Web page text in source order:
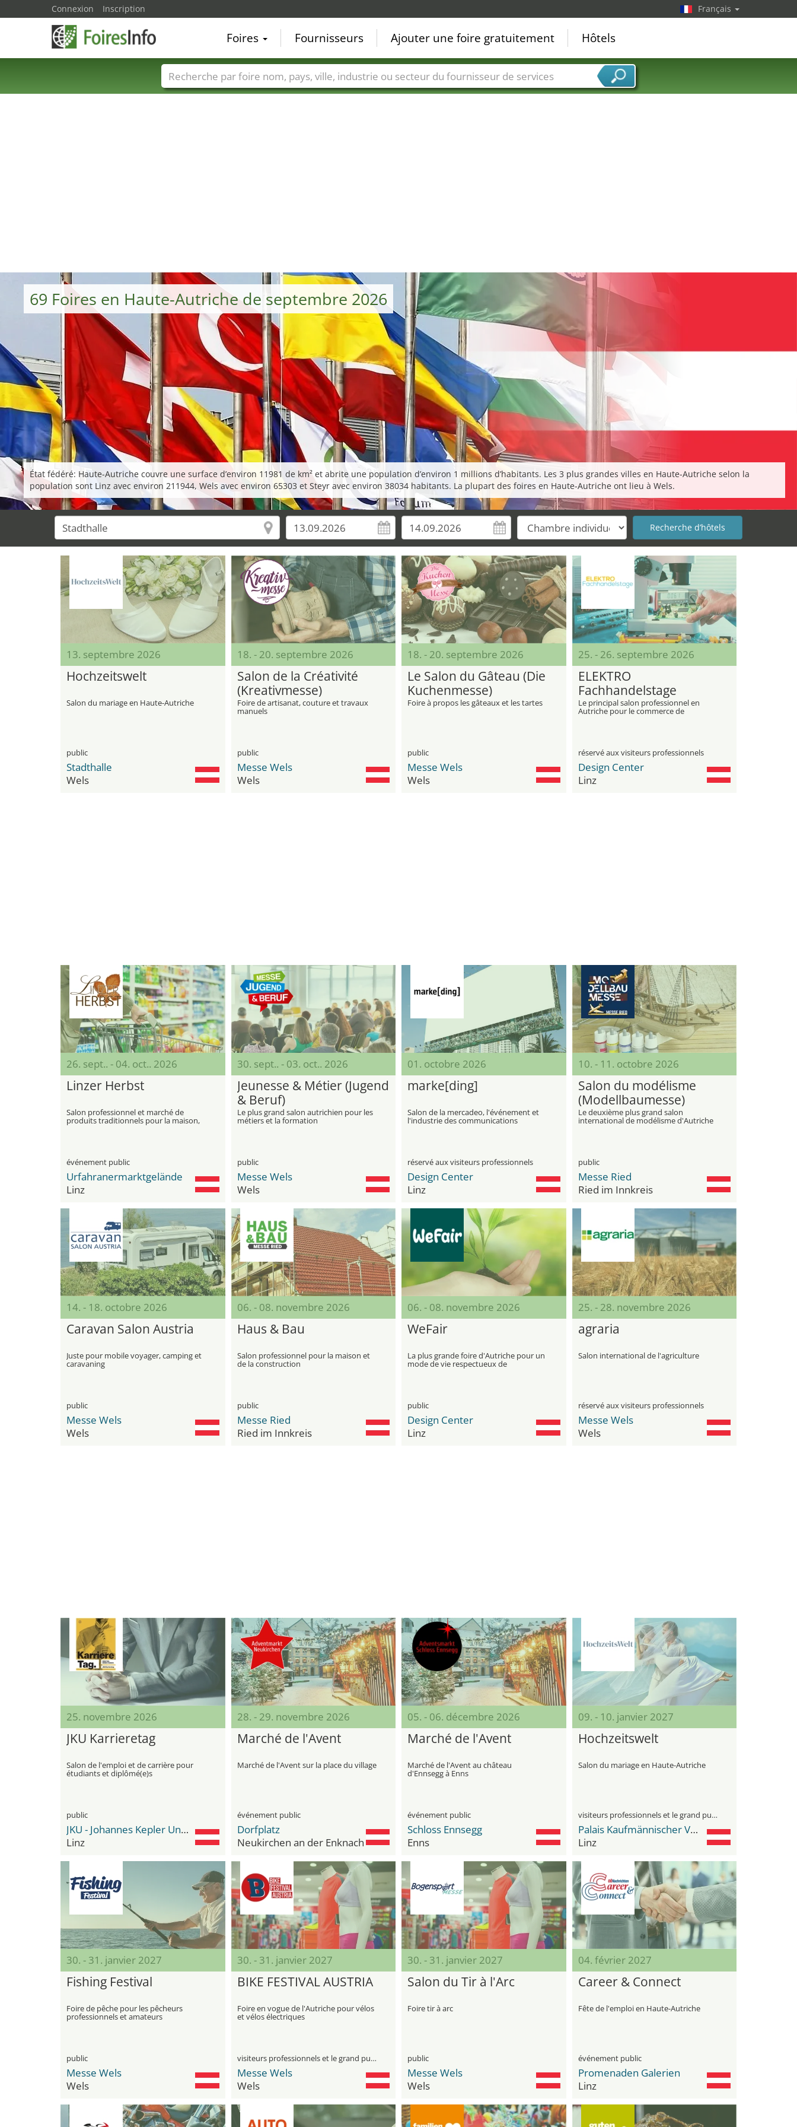
69 Foires en Haute-Autriche de septembre 2026
État fédéré: Haute-Autriche couvre une surface d’environ 11981 de km² et abrite une population d’environ 1 millions d’habitants. Les 3 plus grandes villes en Haute-Autriche selon la
population sont Linz avec environ 211944, Wels avec environ 65303 et Steyr avec environ 38034 habitants. La plupart des foires en Haute-Autriche ont lieu à Wels.
13. septembre 2026
Hochzeitswelt
Salon du mariage en Haute-Autriche
public
Stadthalle
Wels
18. - 20. septembre 2026
Salon de la Créativité
(Kreativmesse)
Foire de artisanat, couture et travaux
manuels
public
Messe Wels
Wels
18. - 20. septembre 2026
Le Salon du Gâteau (Die
Kuchenmesse)
Foire à propos les gâteaux et les tartes
public
Messe Wels
Wels
25. - 26. septembre 2026
ELEKTRO
Fachhandelstage
Le principal salon professionnel en
Autriche pour le commerce de
l’électrique et de l’électronique
réservé aux visiteurs professionnels
Design Center
Linz
26. sept.. - 04. oct.. 2026
Linzer Herbst
Salon professionnel et marché de
produits traditionnels pour la maison,
l'habitat, le plaisir et les loisirs et parc
événement public
Urfahranermarktgelände
Linz
30. sept.. - 03. oct.. 2026
Jeunesse & Métier (Jugend
& Beruf)
Le plus grand salon autrichien pour les
métiers et la formation
public
Messe Wels
Wels
01. octobre 2026
marke[ding]
Salon de la mercadeo, l'événement et
l'industrie des communications
réservé aux visiteurs professionnels
Design Center
Linz
10. - 11. octobre 2026
Salon du modélisme
(Modellbaumesse)
Le deuxième plus grand salon
international de modélisme d'Autriche
public
Messe Ried
Ried im Innkreis
14. - 18. octobre 2026
Caravan Salon Austria
Juste pour mobile voyager, camping et
caravaning
public
Messe Wels
Wels
06. - 08. novembre 2026
Haus & Bau
Salon professionnel pour la maison et
de la construction
public
Messe Ried
Ried im Innkreis
06. - 08. novembre 2026
WeFair
La plus grande foire d'Autriche pour un
mode de vie respectueux de
l'environnement et équitable
public
Design Center
Linz
25. - 28. novembre 2026
agraria
Salon international de l'agriculture
réservé aux visiteurs professionnels
Messe Wels
Wels
25. novembre 2026
JKU Karrieretag
Salon de l'emploi et de carrière pour
étudiants et diplômé(e)s
public
JKU - Johannes Kepler Universität Linz
Linz
28. - 29. novembre 2026
Marché de l'Avent
Marché de l'Avent sur la place du village
événement public
Dorfplatz
Neukirchen an der Enknach
05. - 06. décembre 2026
Marché de l'Avent
Marché de l'Avent au château
d'Ennsegg à Enns
événement public
Schloss Ennsegg
Enns
09. - 10. janvier 2027
Hochzeitswelt
Salon du mariage en Haute-Autriche
visiteurs professionnels et le grand public
Palais Kaufmännischer Verein
Linz
30. - 31. janvier 2027
Fishing Festival
Foire de pêche pour les pêcheurs
professionnels et amateurs
public
Messe Wels
Wels
30. - 31. janvier 2027
BIKE FESTIVAL AUSTRIA
Foire en vogue de l'Autriche pour vélos
et vélos électriques
visiteurs professionnels et le grand public
Messe Wels
Wels
30. - 31. janvier 2027
Salon du Tir à l'Arc
Foire tir à arc
public
Messe Wels
Wels
04. février 2027
Career & Connect
Fête de l'emploi en Haute-Autriche
événement public
Promenaden Galerien
Linz
Connexion Inscription Français
Foires Fournisseurs Ajouter une foire gratuitement Hôtels
Foire noms Pays Villes Secteurs de foire Secteurs du fournisseur de services